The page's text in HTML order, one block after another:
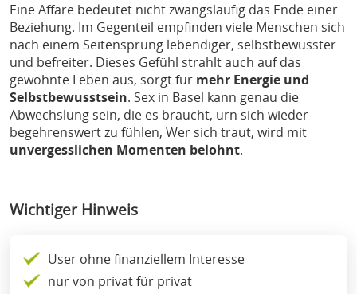
Eine Affäre bedeutet nicht zwangsläufig das Ende einer
Beziehung. Im Gegenteil empfinden viele Menschen sich
nach einem Seitensprung lebendiger, selbstbewusster
und befreiter. Dieses Gefühl strahlt auch auf das
gewohnte Leben aus, sorgt fur mehr Energie und
Selbstbewusstsein. Sex in Basel kann genau die
Abwechslung sein, die es braucht, urn sich wieder
begehrenswert zu fühlen, Wer sich traut, wird mit
unvergesslichen Momenten belohnt.
Wichtiger Hinweis
User ohne finanziellem Interesse
nur von privat für privat